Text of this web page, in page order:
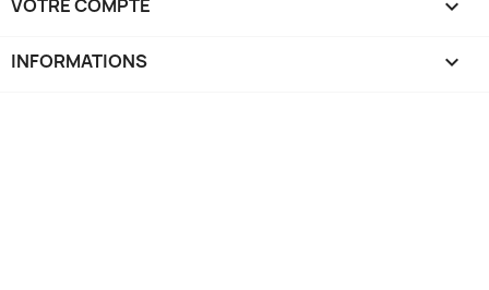
VOTRE COMPTE 
INFORMATIONS keyboard_arrow_down